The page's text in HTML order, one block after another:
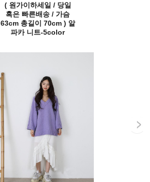
( 원가이하세일 / 당일
혹은 빠른배송 / 가슴
63cm 총길이 70cm ) 알
파카 니트-5color